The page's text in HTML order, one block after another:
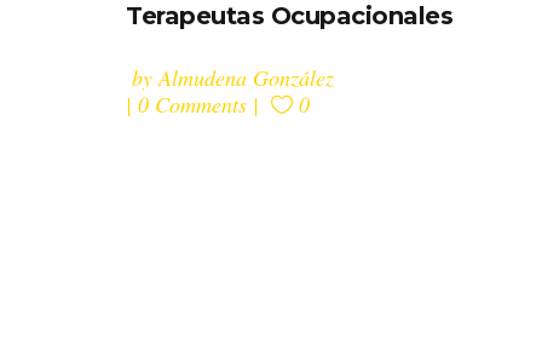
Terapeutas Ocupacionales
byAlmudena González
0 Comments
0